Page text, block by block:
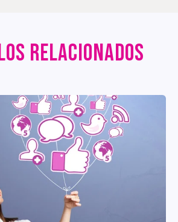
RELACIONADOS